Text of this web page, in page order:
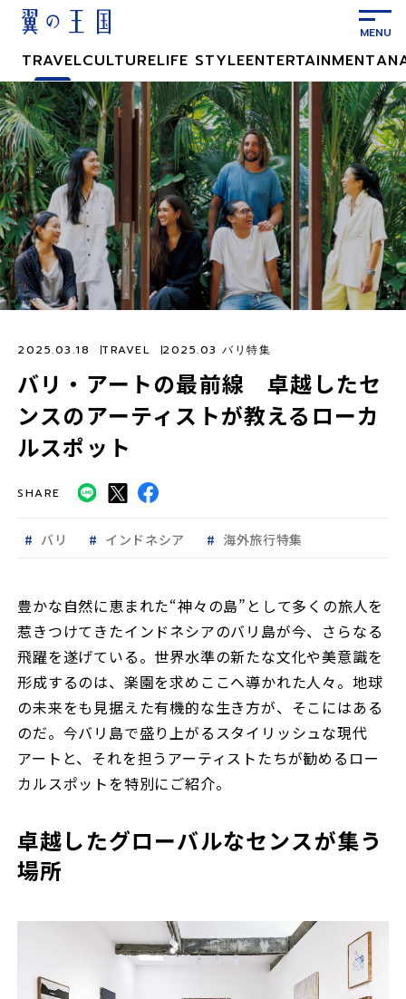
ン
テ
ン
ツ
に
ス
キ
ッ
プ
TRAVELCULTURELIFE STYLEENTERTAINMENT
バリ・アートの最前線 卓越したセ
ンスのアーティストが教えるローカ
ルスポット
2025.03.18 TRAVEL 2025.03 バリ特集
SHARE
バリ インドネシア 海外旅行特集
豊かな自然に恵まれた“神々の島”として多くの旅人を
惹きつけてきたインドネシアのバリ島が今、さらなる
飛躍を遂げている。世界水準の新たな文化や美意識を
形成するのは、楽園を求めここへ導かれた人々。地球
の未来をも見据えた有機的な生き方が、そこにはある
のだ。今バリ島で盛り上がるスタイリッシュな現代
アートと、それを担うアーティストたちが勧めるロー
カルスポットを特別にご紹介。
卓越したグローバルなセンスが集う
場所